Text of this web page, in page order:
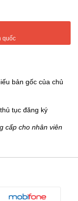
quốc
bản gốc của chủ
tục đăng ký
cấp cho nhân viên